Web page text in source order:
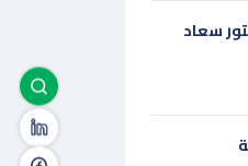
سعاد